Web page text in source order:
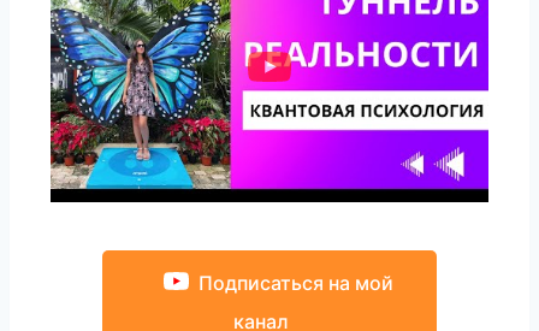
Подписаться на мой
канал